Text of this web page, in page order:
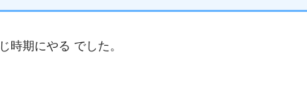
時期にやる でした。